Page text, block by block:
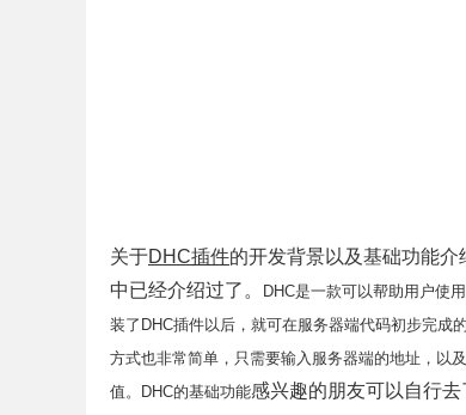
关于DHC插件的开发背景以及基础功能
中已经介绍过了。
DHC是一款可以帮助用户使
装了DHC插件以后，就可在服务器端代码初步完成
方式也非常简单，只需要输入服务器端的地址，以
值。DHC的基础功能感兴趣的朋友可以自行去